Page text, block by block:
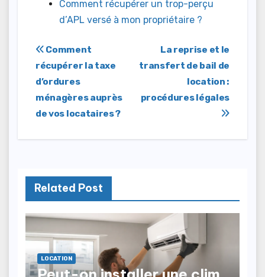
Comment récupérer un trop-perçu
d’APL versé à mon propriétaire ?
Navigation
de
l’article
La reprise et le
transfert de bail de
location :
procédures légales
Comment
récupérer la taxe
d’ordures
ménagères auprès
de vos locataires ?
Related Post
LOCATION